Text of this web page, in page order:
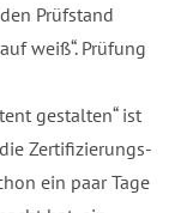
Prüfstand
weiß“. Prüfung
gestalten“ ist
Zertifizierungs-
ein paar Tage